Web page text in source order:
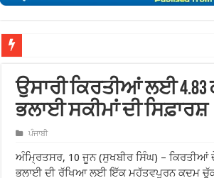
ਉਸਾਰੀ ਕਿਰਤੀਆਂ ਲਈ
ਭਲਾਈ ਸਕੀਮਾਂ ਦੀ ਸਿਫ਼ਾਰਸ਼
ਪੰਜਾਬੀ
ਅੰਮ੍ਰਿਤਸਰ, 10 ਜੂਨ (ਸੁਖਬੀਰ ਸਿੰਘ) – ਕਿਰਤੀਆਂ
ਭਲਾਈ ਦੀ ਰੱਖਿਆ ਲਈ ਇੱਕ ਮਹੱਤਵਪੂਰਨ ਕਦਮ